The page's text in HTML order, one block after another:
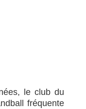
le club du
fréquente